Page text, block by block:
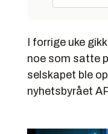
I forrige uke
noe som satte
selskapet ble
nyhetsbyrået